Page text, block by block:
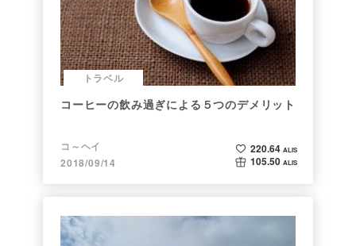
トラベル
コーヒーの飲み過ぎによる５つのデメリット
コ～ヘイ
2018/09/14
220.64 ALIS
105.50 ALIS